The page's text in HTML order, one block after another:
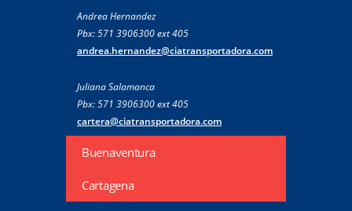
Andrea Hernandez
Pbx: 571 3906300 ext 405
andrea.hernandez@ciatransportadora.com
Juliana Salamanca
Pbx: 571 3906300 ext 405
cartera@ciatransportadora.com
Buenaventura
Cartagena